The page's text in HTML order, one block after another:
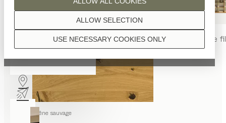
USE NECESSARY COOKIES ONLY
ALLOW SELECTION
tablenya chaisenya rayonnage
chêne sauvage